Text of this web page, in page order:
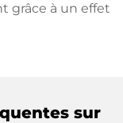
grâce à un effet
sur